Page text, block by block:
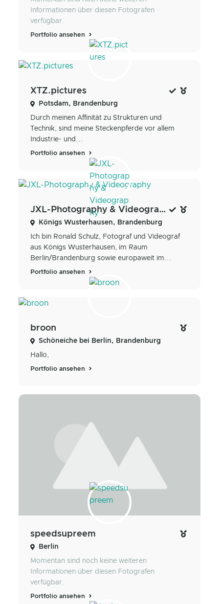
Informationen über diesen Fotografen
verfügbar.
Portfolio ansehen
XTZ.pictures
Potsdam, Brandenburg
Durch meinen Affinität zu Strukturen und
Technik, sind meine Steckenpferde vor allem
Industrie- und...
Portfolio ansehen
JXL-Photography & Videography
Königs Wusterhausen, Brandenburg
Ich bin Ronald Schulz, Fotograf und Videograf
aus Königs Wusterhausen, im Raum
Berlin/Brandenburg sowie europaweit im...
Portfolio ansehen
broon
Schöneiche bei Berlin, Brandenburg
Hallo,
Portfolio ansehen
speedsupreem
Berlin
Momentan sind noch keine weiteren
Informationen über diesen Fotografen
verfügbar.
Portfolio ansehen